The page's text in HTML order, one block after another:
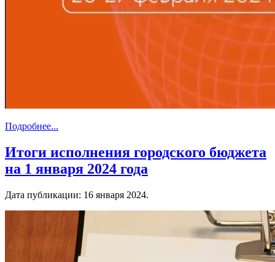
Подробнее...
Итоги исполнения городского бюджета
на 1 января 2024 года
Дата публикации: 16 января 2024.